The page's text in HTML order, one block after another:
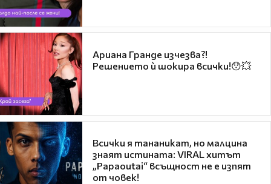
Ариана Гранде изчезва?!
Решението ѝ шокира всички!😯💥
Всички я тананикат, но малцина
знаят истината: VIRAL хитът
„Papaoutai“ всъщност не е изпят
от човек!